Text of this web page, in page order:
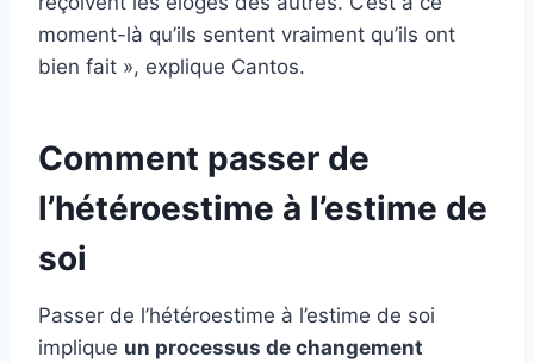
moment-là qu’ils sentent vraiment qu’ils ont
bien fait », explique Cantos.
Comment passer de
l’hétéroestime à l’estime de
soi
Passer de l’hétéroestime à l’estime de soi
implique un processus de changement